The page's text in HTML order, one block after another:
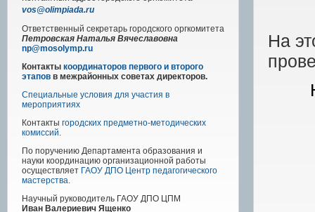
vos@olimpiada.ru
Ответственный секретарь городского оргкомитета
Петровская Наталья Вячеславовна
np@mosolymp.ru
Контакты координаторов первого и второго
этапов в межрайонных советах директоров.
Специальные условия для участия в
мероприятиях
Контакты городских предметно-методических
комиссий.
По поручению Департамента образования и
науки координацию организационной работы
осуществляет ГАОУ ДПО Центр педагогического
мастерства.
Научный руководитель ГАОУ ДПО ЦПМ
Иван Валериевич Ященко
На